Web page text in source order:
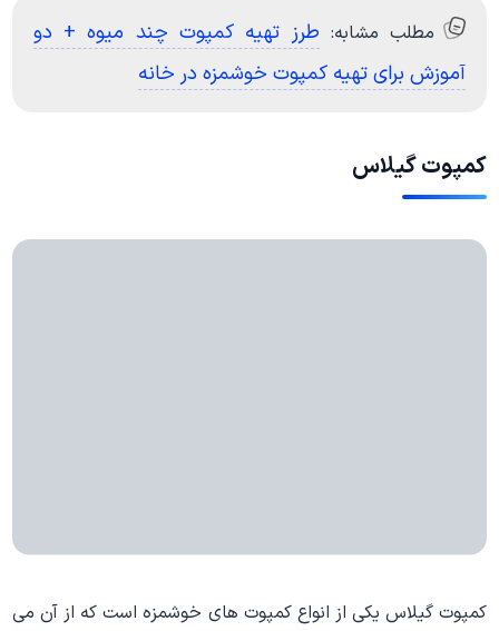
مطلب مشابه: طرز تهیه کمپوت چند میوه + دو
آموزش برای تهیه کمپوت خوشمزه در خانه
کمپوت گیلاس
کمپوت گیلاس یکی از انواع کمپوت های خوشمزه است که از آن می